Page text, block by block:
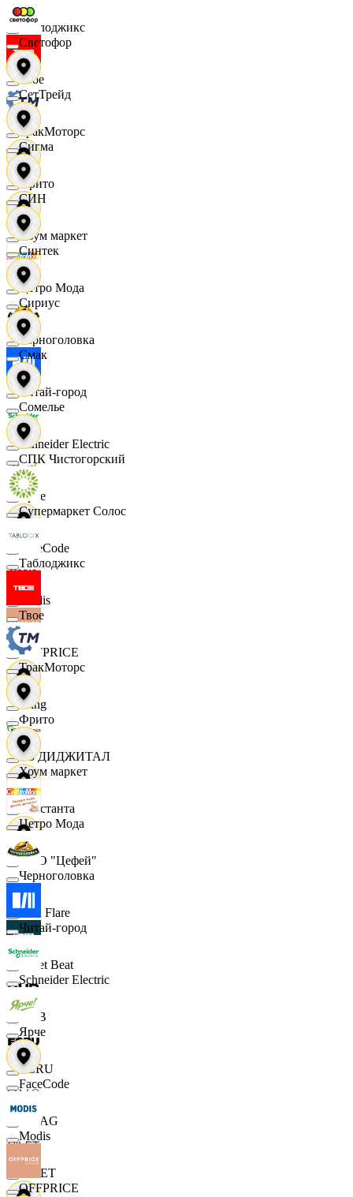
Таблоджикс
Твое
ТракМоторс
Фрито
Хоум маркет
Цетро Мода
Черноголовка
Читай-город
Schneider Electric
Ярче
FaceCode
Modis
OFFPRICE
string
X5 ДИДЖИТАЛ
Константа
ООО "Цефей"
Finn Flare
Street Beat
DUB
ECRU
MAAG
VILET
Светофор
СетТрейд
Сигма
СИН
Синтек
Сириус
Смак
Сомелье
СПК Чистогорский
Супермаркет Солос
Таблоджикс
Твое
ТракМоторс
Фрито
Хоум маркет
Цетро Мода
Черноголовка
Читай-город
Schneider Electric
Ярче
FaceCode
Modis
OFFPRICE